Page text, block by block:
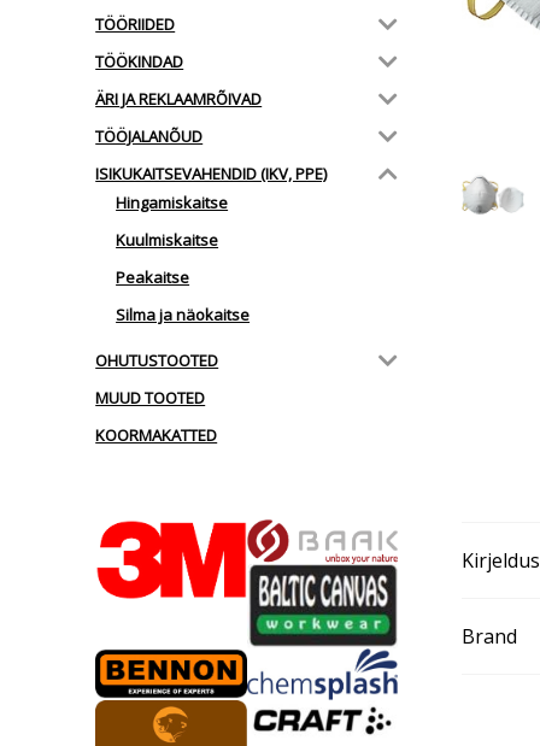
Kirjeldus
Brand
TÖÖRIIDED
TÖÖKINDAD
ÄRI JA REKLAAMRÕIVAD
TÖÖJALANÕUD
ISIKUKAITSEVAHENDID (IKV, PPE)
Hingamiskaitse
Kuulmiskaitse
Peakaitse
Silma ja näokaitse
OHUTUSTOOTED
MUUD TOOTED
KOORMAKATTED